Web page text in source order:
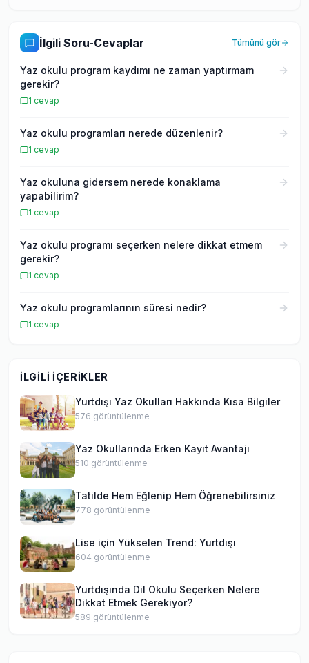
vererek, öğrencilere pratik rehberlik sağlıyor.
İlgili Soru-Cevaplar Tümünü gör
Yaz okulu program kaydımı ne zaman yaptırmam
gerekir?
1 cevap
Yaz okulu programları nerede düzenlenir?
1 cevap
Yaz okuluna gidersem nerede konaklama
yapabilirim?
1 cevap
Yaz okulu programı seçerken nelere dikkat etmem
gerekir?
1 cevap
Yaz okulu programlarının süresi nedir?
1 cevap
İLGILI İÇERIKLER
Yurtdışı Yaz Okulları Hakkında Kısa Bilgiler
576 görüntülenme
Yaz Okullarında Erken Kayıt Avantajı
510 görüntülenme
Tatilde Hem Eğlenip Hem Öğrenebilirsiniz
778 görüntülenme
Lise için Yükselen Trend: Yurtdışı
604 görüntülenme
Yurtdışında Dil Okulu Seçerken Nelere
Dikkat Etmek Gerekiyor?
589 görüntülenme